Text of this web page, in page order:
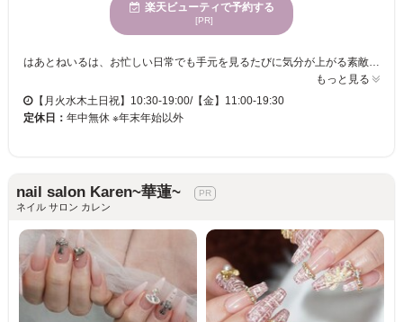
楽天ビューティで予約する
[PR]
はあとねいるは、お忙しい日常でも手元を見るたびに気分が上がる素敵なネイルを提供しています。豊富なデザインやカラー変更が自由に選べるので、お気に入りのスタイルがきっと見つかります。新規のお客様や1ヶ月以内のリピートでオフ代がずっと無料なため、安心して通い続けることができます。 当サロンは、特別な日だけでなく日常も楽しめるネイルを提供し、日々の生活に小さな幸せを運びます。料金が明確な定額制なので、毎月のネイルも安心です。多様なデザインサンプルからシンプルからトレンドまで選べて、季節やイベントに合わせたネイルにぴったりです。駅近の好立地にあるため、お仕事やショッピングの合間にも立ち寄りやすく、高技術かつスピーディーな施術で忙しい方にも最適です。上質なネイル体験をぜひ感じてください。
もっと見る
【月火水木土日祝】10:30-19:00/【金】11:00-19:30
定休日： 年中無休 ※年末年始以外
nail salon Karen~華蓮~
ネイル サロン カレン